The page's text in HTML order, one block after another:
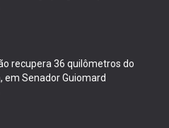
recupera 36 quilômetros do
em Senador Guiomard